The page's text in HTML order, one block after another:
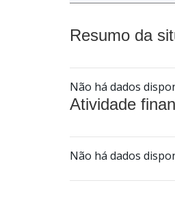
Resumo da
Não há dados
Atividade
Não há dados